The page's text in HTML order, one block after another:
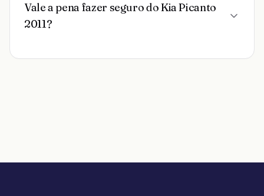
Vale a pena fazer seguro do Kia Picanto
2011?